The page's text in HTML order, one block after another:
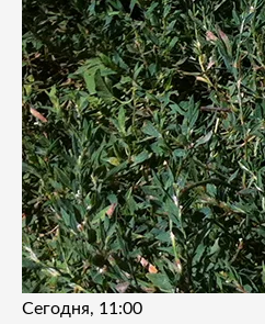
Сегодня, 11:00